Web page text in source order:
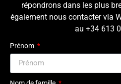
répondrons dans les plus
également nous contacter via
au +34 613
Prénom